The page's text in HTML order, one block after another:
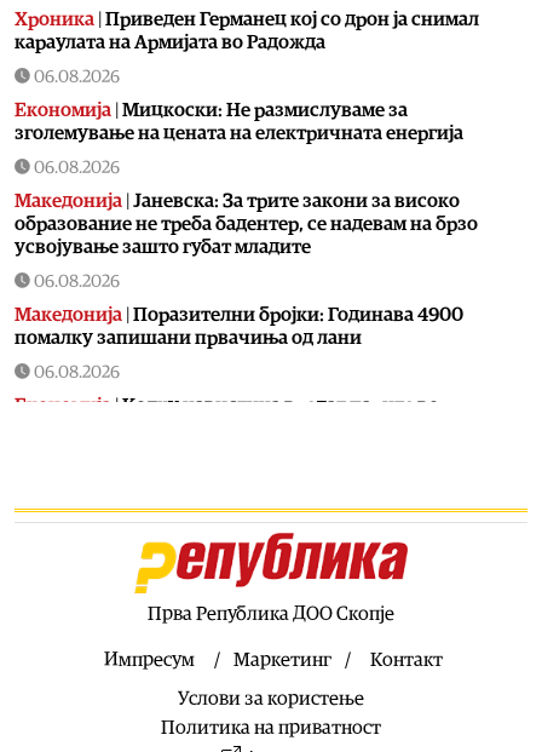
Хроника Приведен Германец кој со дрон ја снимал
караулата на Армијата во Радожда
06.08.2026
Економија Мицкоски: Не размислуваме за
зголемување на цената на електричната енергија
06.08.2026
Македонија Јаневска: За трите закони за високо
образование не треба бадентер, се надевам на брзо
усвојување зашто губат младите
06.08.2026
Македонија Поразителни бројки: Годинава 4900
помалку запишани првачиња од лани
06.08.2026
Економија |Колку навистина вредат парите во
Хроника|Од вчера се трага по 11-годишно дете од
На Бујар Османи сега му пречи што на
06.08.2026
35 години независност на Македонија: На 15
август „Меморија“, „Мизар“ и „Синтезис“ со заеднички
Прва Република ДОО Скопје
Импресум Маркетинг
Контакт
Услови за користење
Политика на приватност